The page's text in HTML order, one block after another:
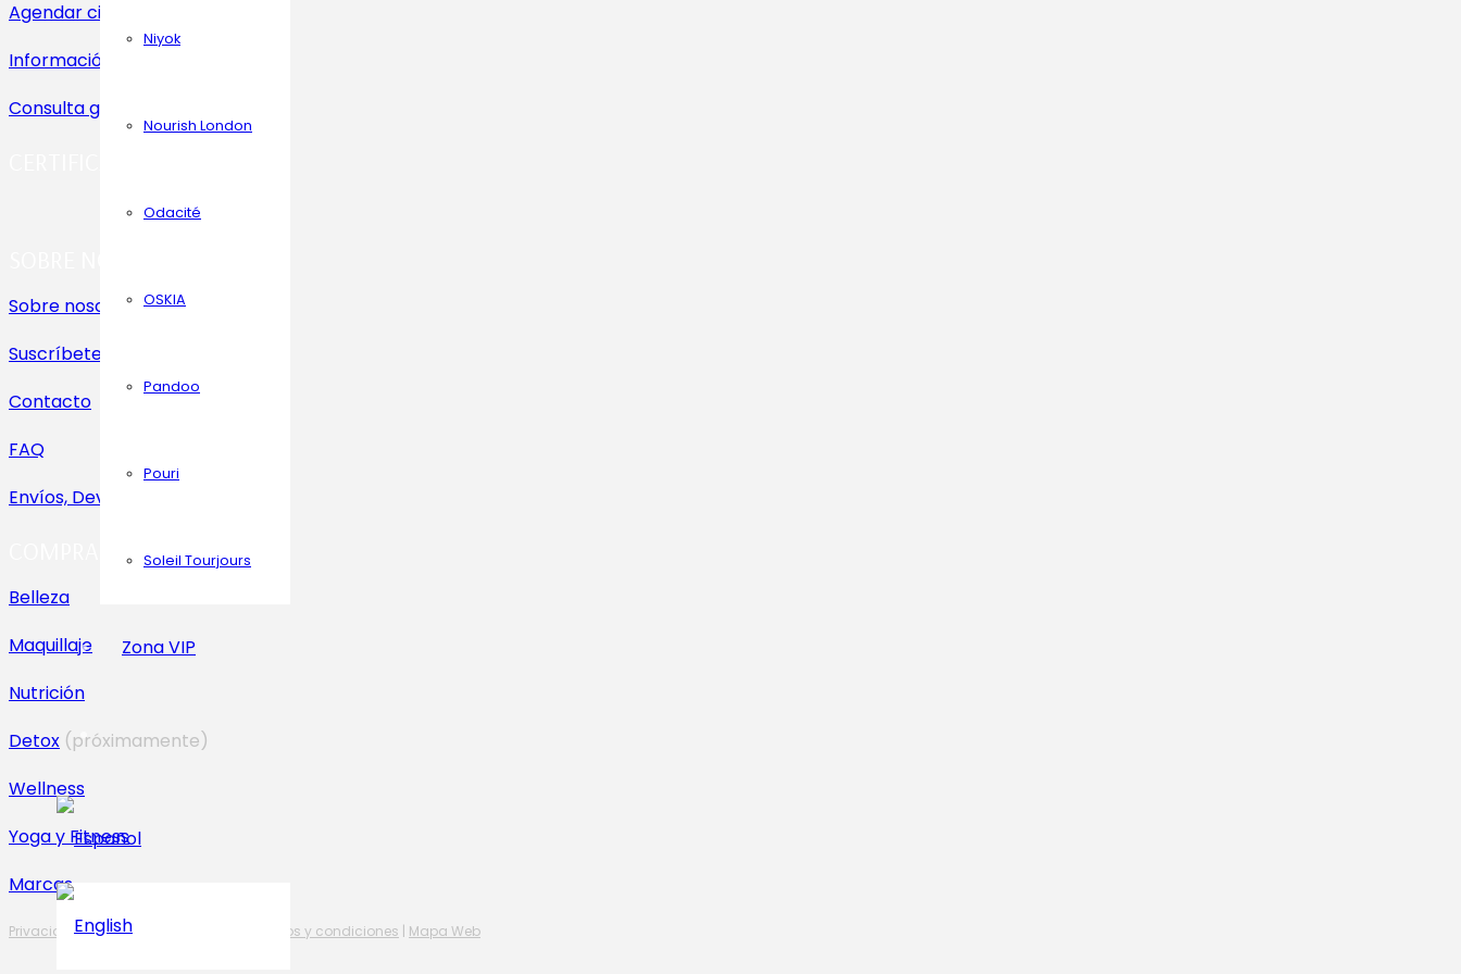
Niyok
Nourish London
Odacité
OSKIA
Pandoo
Pouri
Soleil Tourjours
Zona VIP
Agendar cita
Información
Consulta gratuita
Sobre nosotros
Suscríbete al Newsletter
Contacto
FAQ
Envíos, Devoluciones y Pagos
COMPRA ONLINE
Belleza
Maquillaje
Nutrición
Detox (próximamente)
Wellness
Yoga y Fitness
Marcas
Privacidad|Cookies Términos y condiciones | Mapa Web